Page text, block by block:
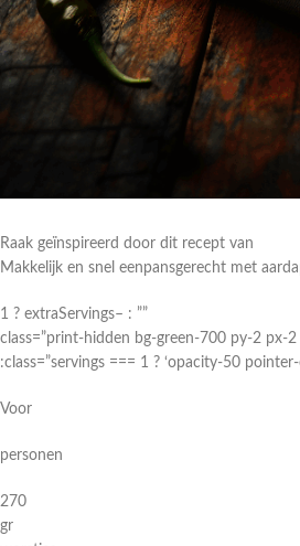
Raak geïnspireerd door dit recept van
Makkelijk en snel eenpansgerecht met
1 ? extraServings– : ””
class=”print-hidden bg-green-700 py-2
:class=”servings === 1 ? ‘opacity-50 pointer-
Voor
personen
270
gr